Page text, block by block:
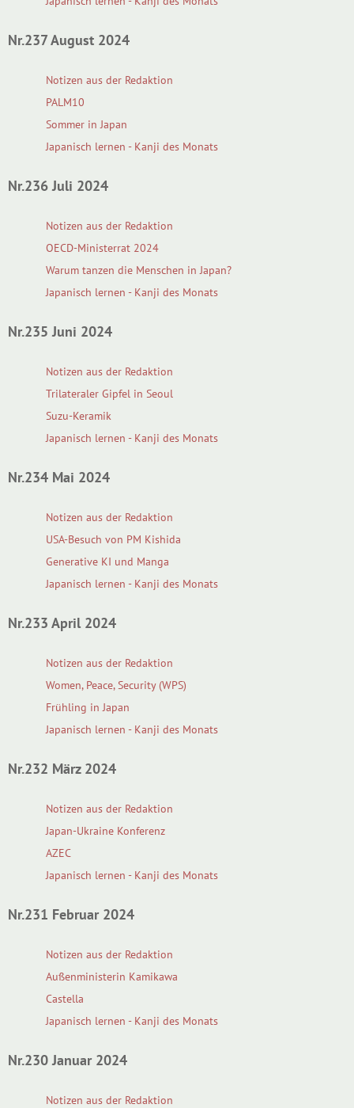
Nr.237 August 2024
Notizen aus der Redaktion
PALM10
Sommer in Japan
Japanisch lernen - Kanji des Monats
Nr.236 Juli 2024
Notizen aus der Redaktion
OECD-Ministerrat 2024
Warum tanzen die Menschen in Japan?
Japanisch lernen - Kanji des Monats
Nr.235 Juni 2024
Notizen aus der Redaktion
Trilateraler Gipfel in Seoul
Suzu-Keramik
Japanisch lernen - Kanji des Monats
Nr.234 Mai 2024
Notizen aus der Redaktion
USA-Besuch von PM Kishida
Generative KI und Manga
Japanisch lernen - Kanji des Monats
Nr.233 April 2024
Notizen aus der Redaktion
Women, Peace, Security (WPS)
Frühling in Japan
Japanisch lernen - Kanji des Monats
Nr.232 März 2024
Notizen aus der Redaktion
Japan-Ukraine Konferenz
AZEC
Japanisch lernen - Kanji des Monats
Nr.231 Februar 2024
Notizen aus der Redaktion
Außenministerin Kamikawa
Castella
Japanisch lernen - Kanji des Monats
Nr.230 Januar 2024
Notizen aus der Redaktion